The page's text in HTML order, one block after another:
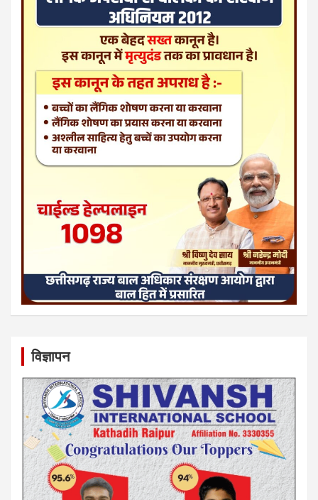
विज्ञापन